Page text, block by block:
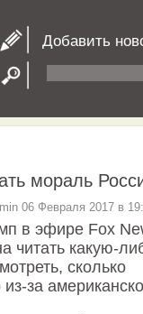
Добавить
мораль
06 Февраля 2017 в
в эфире Fox
читать какую-
сколько
за